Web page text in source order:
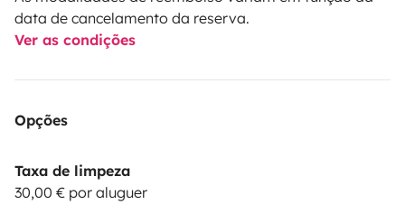
data de cancelamento da reserva.
Ver as condições
Opções
Taxa de limpeza
30,00 € por aluguer